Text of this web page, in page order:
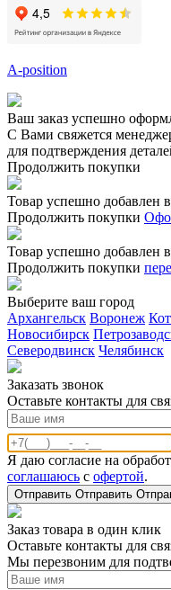
A-position
Ваш заказ успешно
С Вами свяжется
для подтверждения
Продолжить покупки
Товар успешно добавлен
Продолжить покупки
Товар успешно добавлен
Продолжить покупки
Выберите ваш город
Архангельск Воронеж
Новосибирск
Северодвинск Челябинск
Заказать звонoк
Оставьте контакты для
Я даю согласие на
соглашаюсь с офертой.
Отправить Отправить
Заказ товара в один клик
Оставьте контакты для
Мы перезвоним для